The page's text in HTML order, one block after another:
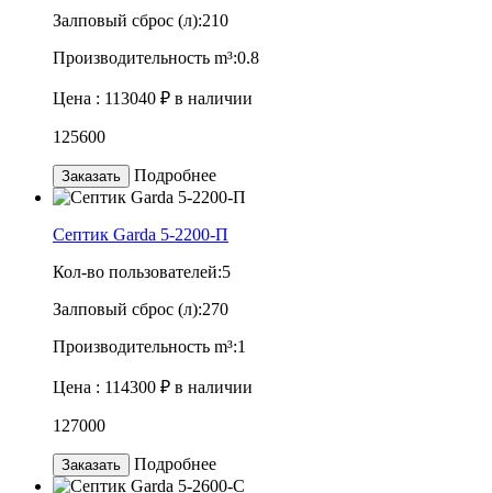
Залповый сброс (л):210
Производительность m³:0.8
Цена : 113040 ₽ в наличии
125600
Заказать Подробнее
Септик Garda 5-2200-П
Кол-во пользователей:5
Залповый сброс (л):270
Производительность m³:1
Цена : 114300 ₽ в наличии
127000
Заказать Подробнее